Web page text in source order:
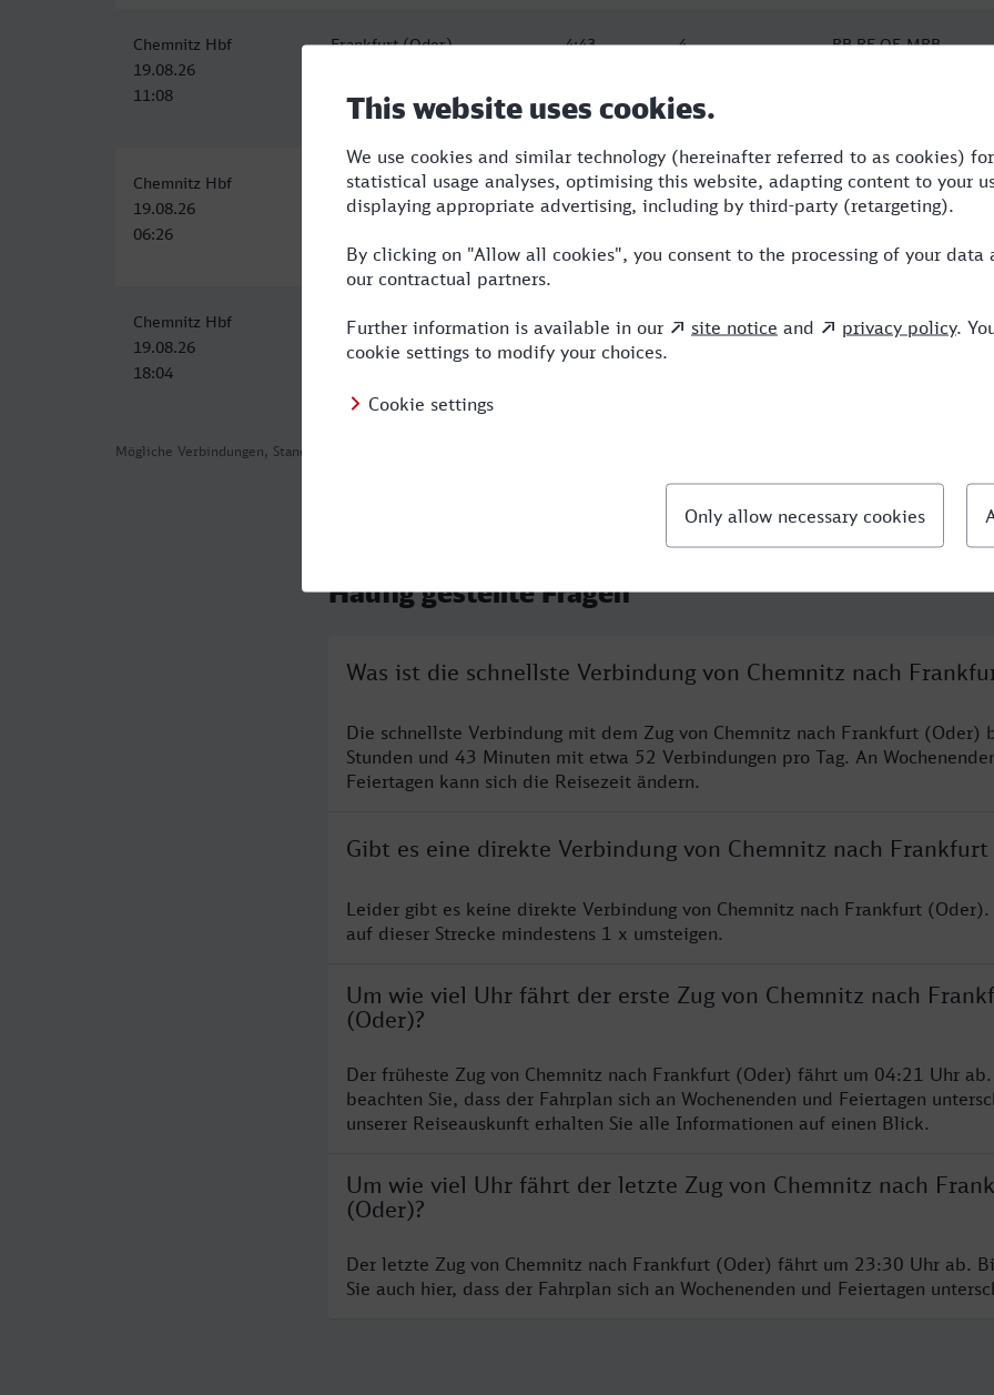
Mögliche Verbindungen, Stand: 2026-08-05 02:57
Chemnitz Hbf
19.08.26
11:08
Frankfurt (Oder)
15:51
4:43 4 RB,RE,OE,MRB
Chemnitz Hbf
19.08.26
06:26
Frankfurt (Oder)
19.08.26
4:56 2 RB,RE
Chemnitz Hbf
19.08.26
18:04
Frankfurt (Oder)
19.08.26
5:18 2 RB,RE,MRB
Häufig gestellte Fragen
Was ist die schnellste Verbindung von Chemnitz nach
Die schnellste Verbindung mit dem Zug von Chemnitz nach Frankfurt (Oder)
Stunden und 43 Minuten mit etwa 52 Verbindungen pro Tag. An
Feiertagen kann sich die Reisezeit ändern.
Gibt es eine direkte Verbindung von Chemnitz nach Frankfurt
Leider gibt es keine direkte Verbindung von Chemnitz nach Frankfurt (Oder).
auf dieser Strecke mindestens 1 x umsteigen.
Um wie viel Uhr fährt der erste Zug von Chemnitz nach
(Oder)?
Der früheste Zug von Chemnitz nach Frankfurt (Oder) fährt um 04:21 Uhr
beachten Sie, dass der Fahrplan sich an Wochenenden und Feiertagen
unserer Reiseauskunft erhalten Sie alle Informationen auf einen Blick.
Um wie viel Uhr fährt der letzte Zug von Chemnitz nach
(Oder)?
Der letzte Zug von Chemnitz nach Frankfurt (Oder) fährt um 23:30 Uhr ab.
Sie auch hier, dass der Fahrplan sich an Wochenenden und Feiertagen